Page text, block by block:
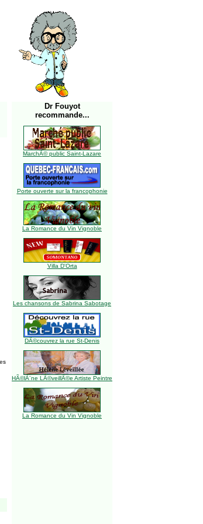
Dr Fouyot
recommande...
MarchÃ© public Saint-Lazare
Porte ouverte sur la francophonie
La Romance du Vin Vignoble
Villa D'Orta
Les chansons de Sabrina Sabotage
DÃ©couvrez la rue St-Denis
HÃ©lÃ¨ne LÃ©veillÃ©e Artiste Peintre
La Romance du Vin Vignoble